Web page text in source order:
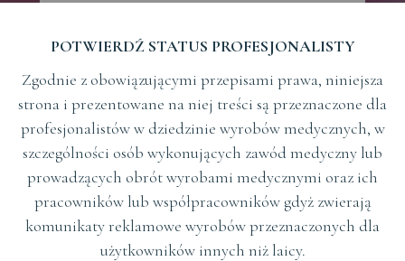
Ektopowe wyrzynanie pierwszych
trzonowców stałych: efektywne
techniki lecznicze z użyciem aparatu
Marco Rosa oraz innych systemów
POTWIERDŹ STATUS PROFESJONALISTY
Zgodnie z obowiązującymi przepisami prawa, niniejsza
strona i prezentowane na niej treści są przeznaczone dla
profesjonalistów w dziedzinie wyrobów medycznych, w
szczególności osób wykonujących zawód medyczny lub
prowadzących obrót wyrobami medycznymi oraz ich
pracowników lub współpracowników gdyż zwierają
komunikaty reklamowe wyrobów przeznaczonych dla
użytkowników innych niż laicy.